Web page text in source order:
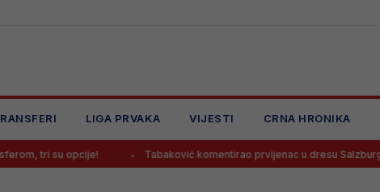
LIGA PRVAKA VIJESTI CRNA HRONIKA
tri su opcije! Tabaković komentirao prvijenac u dresu Salzburga